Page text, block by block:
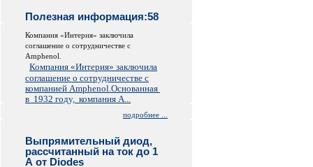
Полезная информация:58
Компания «Интерия» заключила
соглашение о сотрудничестве c
Amphenol.
Компания «Интерия» заключила
соглашение о сотрудничестве с
компанией Amphenol.Основанная
в 1932 году, компания A...
подробнее ...
Выпрямительный диод,
рассчитанный на ток до 1
А от Diodes